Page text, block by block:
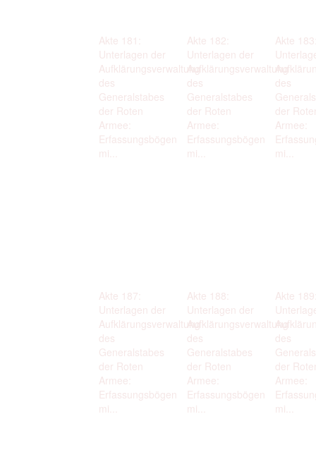
Akte 181:
Unterlagen der
Aufklärungsverwaltung
des
Generalstabes
der Roten
Armee:
Erfassungsbögen
mi...
Akte 182:
Unterlagen der
Aufklärungsverwaltung
des
Generalstabes
der Roten
Armee:
Erfassungsbögen
mi...
Akte
des
der
Armee:
mi...
Akte 187:
Unterlagen der
Aufklärungsverwaltung
des
Generalstabes
der Roten
Armee:
Erfassungsbögen
mi...
Akte 188:
Unterlagen der
Aufklärungsverwaltung
des
Generalstabes
der Roten
Armee:
Erfassungsbögen
mi...
Akte
des
der
Armee:
mi...